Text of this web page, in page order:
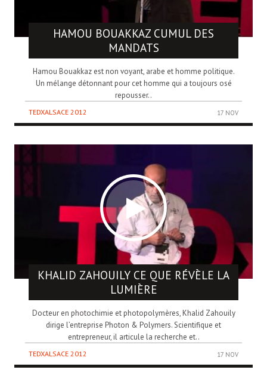
HAMOU BOUAKKAZ CUMUL DES
MANDATS
Hamou Bouakkaz est non voyant, arabe et homme politique.
Un mélange détonnant pour cet homme qui a toujours osé
repousser..
TEDXALSACE 2012 17 NOV
KHALID ZAHOUILY CE QUE RÉVÈLE LA
LUMIÈRE
Docteur en photochimie et photopolymères, Khalid Zahouily
dirige l’entreprise Photon & Polymers. Scientifique et
entrepreneur, il articule la recherche et..
TEDXALSACE 2012 17 NOV